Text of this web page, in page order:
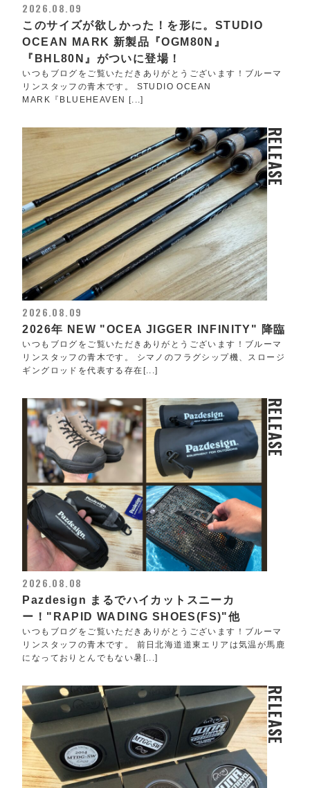
2026.08.09
このサイズが欲しかった！を形に。STUDIO
OCEAN MARK 新製品『OGM80N』
『BHL80N』がついに登場！
いつもブログをご覧いただきありがとうございます！ブルーマ
リンスタッフの青木です。 STUDIO OCEAN
MARK『BLUEHEAVEN [...]
RELEASE
2026.08.09
2026年 NEW "OCEA JIGGER INFINITY" 降臨
いつもブログをご覧いただきありがとうございます！ブルーマ
リンスタッフの青木です。 シマノのフラグシップ機、スロージ
ギングロッドを代表する存在[...]
RELEASE
2026.08.08
Pazdesign まるでハイカットスニーカ
ー！"RAPID WADING SHOES(FS)"他
いつもブログをご覧いただきありがとうございます！ブルーマ
リンスタッフの青木です。 前日北海道道東エリアは気温が馬鹿
になっておりとんでもない暑[...]
RELEASE